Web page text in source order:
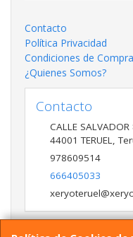
Contacto
Política Privacidad
Condiciones de Compra
¿Quienes Somos?
Contacto
CALLE SALVADOR
44001 TERUEL,
978609514
666405033